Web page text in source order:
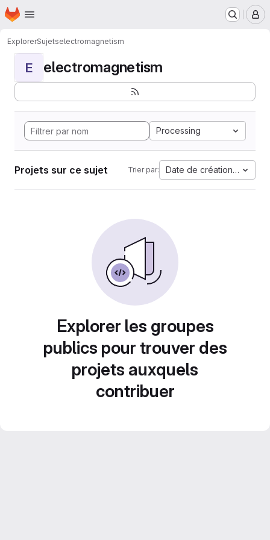
Passer au contenu principal
Page d'accueil
ExplorerSujetselectromagnetism
E electromagnetism
Processing
Projets sur ce sujet Trier par: Date de création la plus
Explorer les groupes
publics pour trouver des
projets auxquels
contribuer